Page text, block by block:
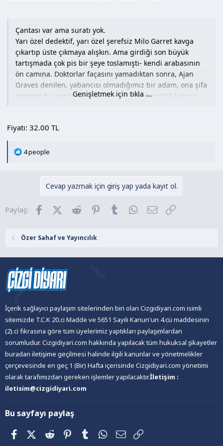
Çantası var ama suratı yok.
Yarı özel dedektif, yarı özel şerefsiz Milo Garret kavga
çıkartıp üste çıkmaya alışkın. Ama girdiği son büyük
tartışmada çok pis bir şeye toslamıştı- kendi arabasının
ön camına. Doktorlar façasını yamadıktan sonra, Ajan
Graves denilen, yabancısı olmadığımız bir adam, ona şifa
niyetine bir çanta bırakmıştı: izi sürülemez 100 kurşun,
Burnu içine kaçmış olabilirdi ama hâlâ çakalların
olursa olsun Milo, ne kadar leş bir çöplüğe girmek - ya da
ne kadar derine gömülmek üzere olduğunu hayal bile
edemezdi.
(Tanıtım Bülteninden)
Sayfa Sayısı: 152
Baskı Yılı: 2016
Dili: Türkçe
Yayınevi: Çizgi Düşler
ISBN: 9786059564151
Genişletmek için tıkla ...
Fiyatı: 32.00 TL
T
e
4 people
Cevap yazmak için giriş yap yada kayıt ol.
Paylaş: FacebookX (Twitter)
Reddit Pinterest
Tumblr WhatsApp
E-posta
Özer Sahaf ve Yayıncılık
İçerik sağlayıcı paylaşım sitelerinden biri olan Cizgidiyari.com isimli
sitemizde T.C.K 20.ci Madde ve 5651 Sayılı Kanun'un 4.cü maddesinin
(2).ci fıkrasına göre tüm üyelerimiz yaptıkları paylaşımlardan
sorumludur. Cizgidiyari.com hakkında yapılacak tüm hukuksal şikayetler
buradan iletişime geçilmesi halinde ilgili kanunlar ve yönetmelikler
çerçevesinde en geç 1 (Bir) Hafta içerisinde Cizgidiyari.com yönetimi
olarak tarafımızdan gereken işlemler yapılacaktır.İletişim :
iletisim@cizgidiyari.com
Bu sayfayı paylaş
FacebookX (Twitter)
Reddit PinterestTumblrWhatsApp
E-posta